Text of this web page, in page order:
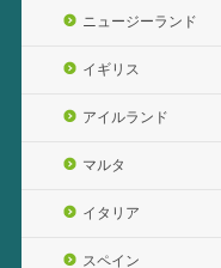
ニュージーランド
イギリス
アイルランド
マルタ
イタリア
スペイン